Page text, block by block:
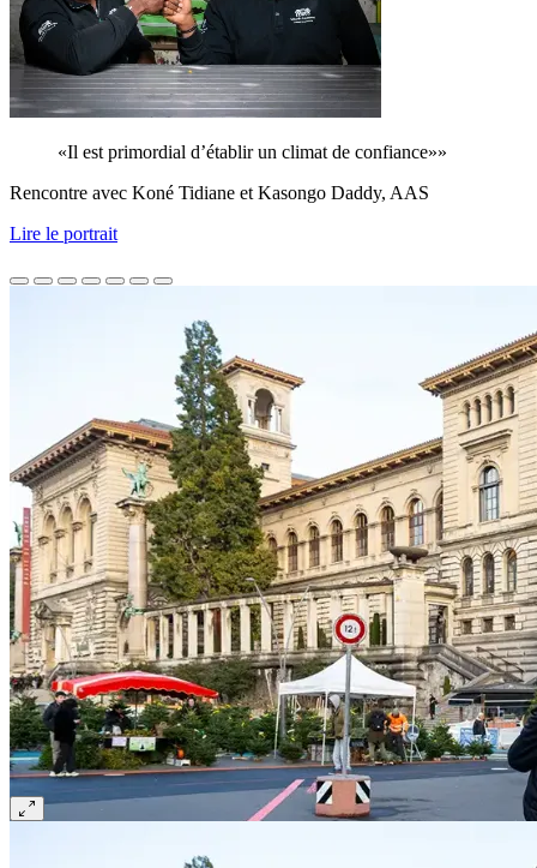
«Il est primordial d’établir un climat de confiance»»
Rencontre avec Koné Tidiane et Kasongo Daddy, AAS
Lire le portrait